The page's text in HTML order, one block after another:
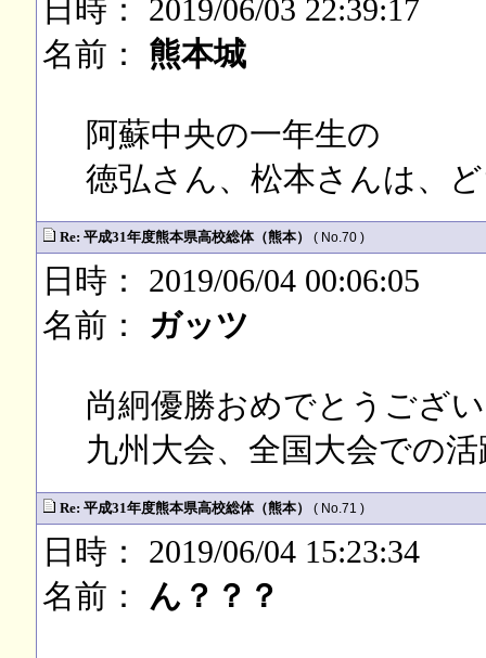
日時： 2019/06/03 22:39:17
名前： 熊本城
阿蘇中央の一年生の
徳弘さん、松本さんは、
Re: 平成31年度熊本県高校総体（熊本） ( No.70 )
日時： 2019/06/04 00:06:05
名前：
ガッツ
尚絅優勝おめでとうござ
九州大会、全国大会での
Re: 平成31年度熊本県高校総体（熊本） ( No.71 )
日時： 2019/06/04 15:23:34
名前：
ん？？？